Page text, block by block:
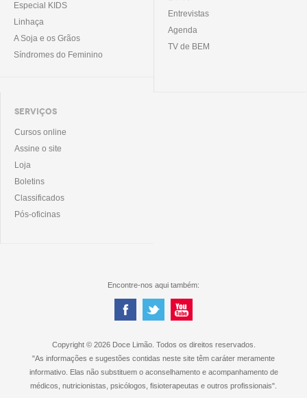
Especial KIDS
Linhaça
A Soja e os Grãos
Síndromes do Feminino
Entrevistas
Agenda
TV de BEM
SERVIÇOS
Cursos online
Assine o site
Loja
Boletins
Classificados
Pós-oficinas
Encontre-nos aqui também:
Copyright © 2026 Doce Limão. Todos os direitos reservados.
"As informações e sugestões contidas neste site têm caráter meramente
informativo. Elas não substituem o aconselhamento e acompanhamento de
médicos, nutricionistas, psicólogos, fisioterapeutas e outros profissionais".